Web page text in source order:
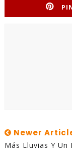
Newer
Más Lluvias Y Un